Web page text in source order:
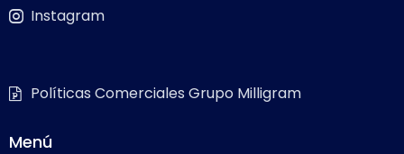
Instagram
Políticas Comerciales Grupo Milligram
Menú